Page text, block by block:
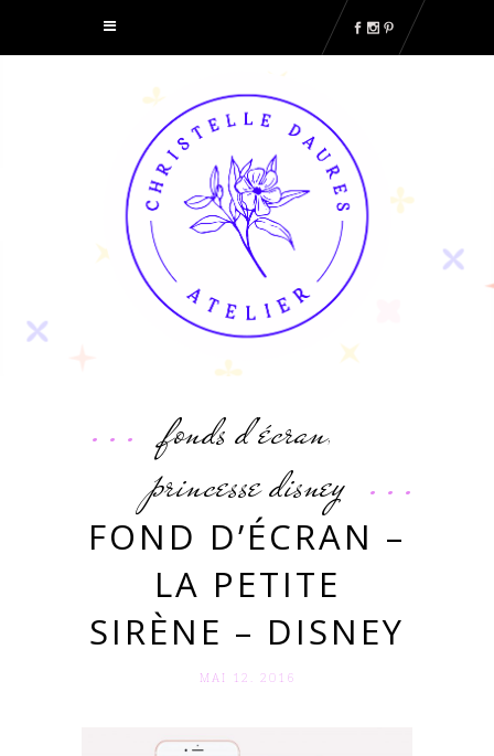
fonds d'écran,
princesse disney
FOND D’ÉCRAN –
LA PETITE
SIRÈNE – DISNEY
MAI 12. 2016